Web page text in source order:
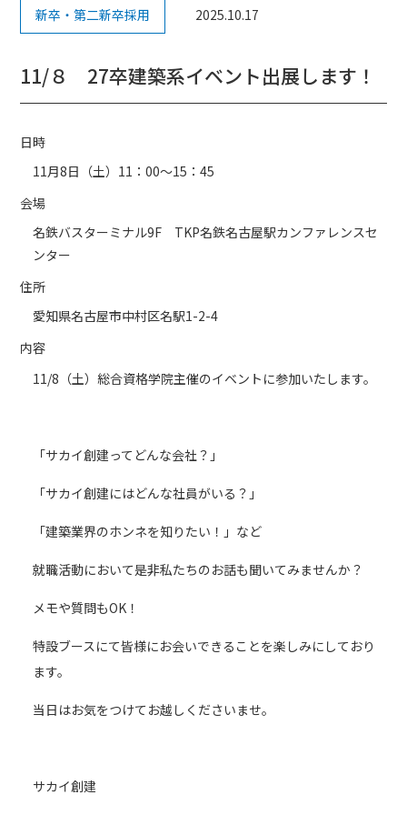
新卒・第二新卒採用 2025.10.17
11/８ 27卒建築系イベント出展します！
日時
11月8日（土）11：00～15：45
会場
名鉄バスターミナル9F TKP名鉄名古屋駅カンファレンスセ
ンター
住所
愛知県名古屋市中村区名駅1-2-4
内容
11/8（土）総合資格学院主催のイベントに参加いたします。
「サカイ創建ってどんな会社？」
「サカイ創建にはどんな社員がいる？」
「建築業界のホンネを知りたい！」など
就職活動において是非私たちのお話も聞いてみませんか？
メモや質問もOK！
特設ブースにて皆様にお会いできることを楽しみにしており
ます。
当日はお気をつけてお越しくださいませ。
サカイ創建